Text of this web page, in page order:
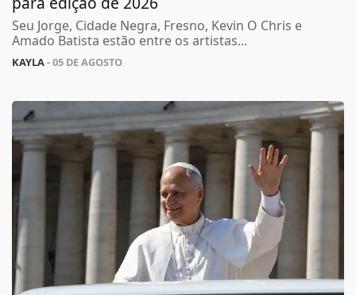
Seu Jorge, Cidade Negra, Fresno, Kevin O Chris e
Amado Batista estão entre os artistas...
KAYLA- 05 DE AGOSTO